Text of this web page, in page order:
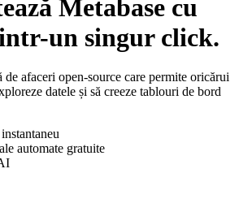
Metabase cu
un singur click.
afaceri open-source care permite oricărui
datele și să creeze tablouri de bord
automate gratuite